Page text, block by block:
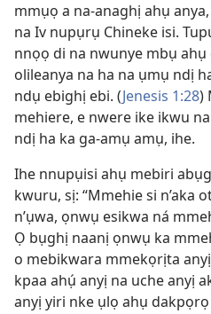
mmụọ a na-anaghị ahụ
na Iv nupụrụ Chineke isi.
nnọọ di na nwunye mbụ ahụ
olileanya na ha na ụmụ ndị
ndụ ebighị ebi. (Jenesis 1:28)
mehiere, e nwere ike ikwu
ndị ha ka ga-amụ amụ, ihe.
Ihe nnupụisi ahụ mebiri
kwuru, sị: “Mmehie si n’aka
n’ụwa, ọnwụ esikwa ná
Ọ bụghị naanị ọnwụ ka
o mebikwara mmekọrịta
kpaa ahụ́ anyị na uche anyị
anyị yiri nke ụlọ ahụ